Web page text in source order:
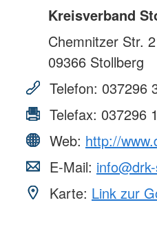
Kreisverband
Chemnitzer Str.
09366 Stollberg
Telefon: 037296
Telefax: 037296
Web: http://
E-Mail:
Karte: Link zur